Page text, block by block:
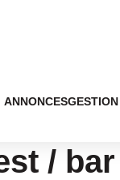
ANNONCES
/